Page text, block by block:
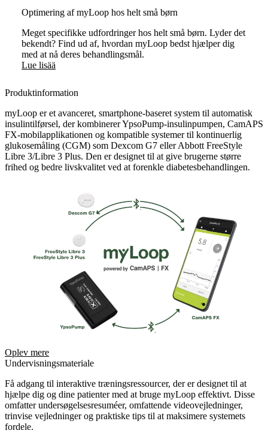
Optimering af myLoop hos helt små børn
Meget specifikke udfordringer hos helt små børn. Lyder det
bekendt? Find ud af, hvordan myLoop bedst hjælper dig
med at nå deres behandlingsmål.
Lue lisää
Produktinformation
myLoop er et avanceret, smartphone-baseret system til automatisk
insulintilførsel, der kombinerer YpsoPump-insulinpumpen, CamAPS
FX-mobilapplikationen og kompatible systemer til kontinuerlig
glukosemåling (CGM) som Dexcom G7 eller Abbott FreeStyle
Libre 3/Libre 3 Plus. Den er designet til at give brugerne større
frihed og bedre livskvalitet ved at forenkle diabetesbehandlingen.
Oplev mere
Undervisningsmateriale
Få adgang til interaktive træningsressourcer, der er designet til at
hjælpe dig og dine patienter med at bruge myLoop effektivt. Disse
omfatter undersøgelsesresuméer, omfattende videovejledninger,
trinvise vejledninger og praktiske tips til at maksimere systemets
fordele.